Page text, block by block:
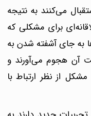
می‌کنند به نتیجه
برای مشکلی که
به جای آشفته شدن به
آن هجوم می‌آورند و
از نظر ارتباط با